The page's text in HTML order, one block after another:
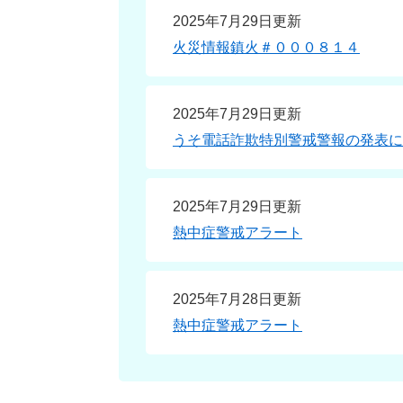
2025年7月29日更新
火災情報鎮火＃０００８１４
2025年7月29日更新
うそ電話詐欺特別警戒警報の発表
2025年7月29日更新
熱中症警戒アラート
2025年7月28日更新
熱中症警戒アラート